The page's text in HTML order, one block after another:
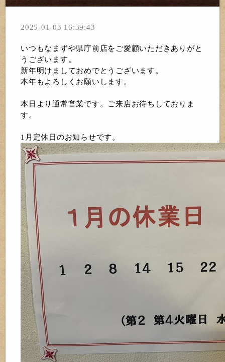
2025-01-03 16:39:43
いつもなまずや県庁前店をご愛顧いただきありがと
うございます。
新年明けましておめでとうございます。
本年もよろしくお願いします。
本日より通常営業です。ご来店お待ちしておりま
す。
1月定休日のお知らせです。